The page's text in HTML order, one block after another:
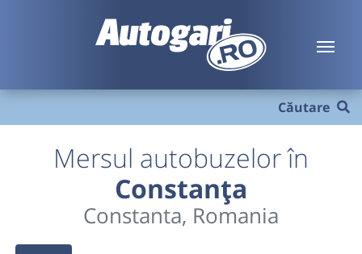
Căutare
Mersul autobuzelor în
Constanța
Constanta, Romania